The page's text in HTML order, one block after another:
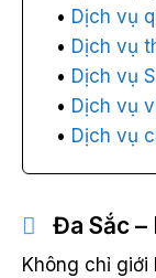
Dịch vụ
Dịch vụ
Dịch vụ
Dịch vụ
Dịch vụ
Đa Sắc –
Không chỉ